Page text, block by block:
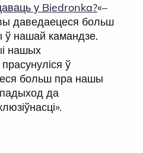
у Biedronka?«–
даведаецеся больш
ў нашай камандзе.
нашых
прасунуліся ў
больш пра нашы
падыход да